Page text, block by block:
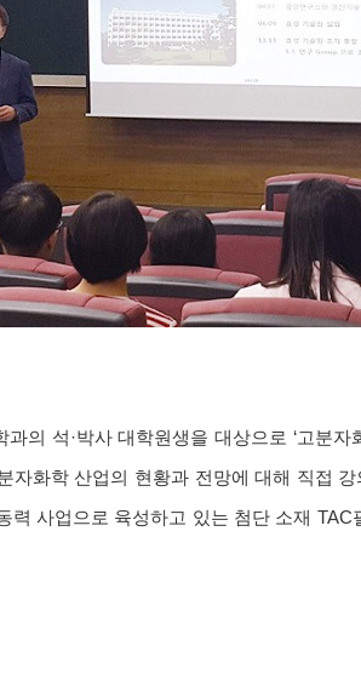
의 석·박사 대학원생을 대상으로 ‘고분
자화학 산업의 현황과 전망에 대해 직접
력 사업으로 육성하고 있는 첨단 소재